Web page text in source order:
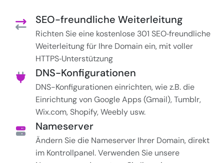
SEO-freundliche Weiterleitung
Richten Sie eine kostenlose 301 SEO‑freundliche
Weiterleitung für Ihre Domain ein, mit voller
HTTPS‑Unterstützung
DNS-Konfigurationen
DNS-Konfigurationen einrichten, wie z.B. die
Einrichtung von Google Apps (Gmail), Tumblr,
Wix.com, Shopify, Weebly usw.
Nameserver
Ändern Sie die Nameserver Ihrer Domain, direkt
im Kontrollpanel. Verwenden Sie unsere